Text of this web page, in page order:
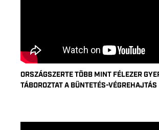
ORSZÁGSZERTE TÖBB MINT FÉLEZER
TÁBOROZTAT A BÜNTETÉS-VÉGREHAJTÁS